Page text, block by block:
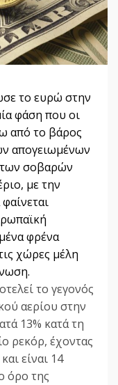
το ευρώ στην
φάση που οι
από το βάρος
απογειωμένων
των σοβαρών
με την
φρένα
χώρες μέλη
το γεγονός
αερίου στην
13% κατά τη
ρεκόρ, έχοντας
είναι 14
όρο της